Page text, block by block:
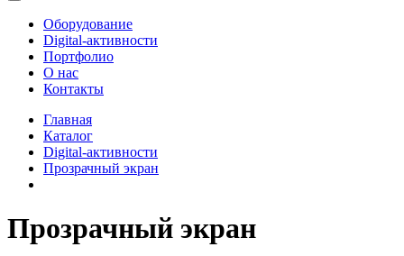
Оборудование
Digital-активности
Портфолио
О нас
Контакты
Главная
Каталог
Digital-активности
Прозрачный экран
Прозрачный экран